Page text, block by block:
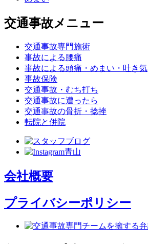
交通事故メニュー
交通事故専門施術
事故による腰痛
事故による頭痛・めまい・吐き気
事故保険
交通事故・むち打ち
交通事故に遭ったら
交通事故の骨折・捻挫
転院と併院
会社概要
プライバシーポリシー